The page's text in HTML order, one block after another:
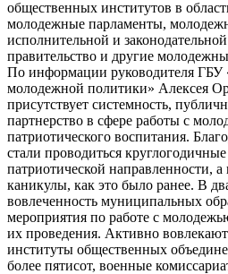
общественных институтов в
молодежные парламенты,
исполнительной и
правительство и другие
По информации руководителя ГБУ
молодежной политики» Алексея
присутствует системность,
партнерство в сфере работы с
патриотического воспитания.
стали проводиться
патриотической направленности, а
каникулы, как это было ранее. В
вовлеченность муниципальных
мероприятия по работе с
их проведения. Активно
институты общественных
более пятисот, военные